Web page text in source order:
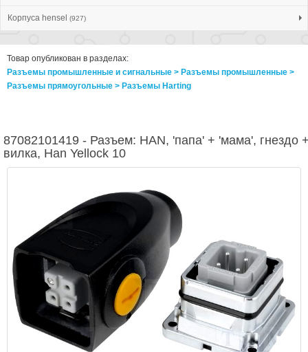
Корпуса hensel (927)
Товар опубликован в разделах:
Разъемы промышленные и сигнальные > Разъeмы промышленные >
Разъeмы прямоугольные > Разъeмы Harting
87082101419 - Разъем: HAN, 'папа' + 'мама', гнездо
вилка, Han Yellock 10